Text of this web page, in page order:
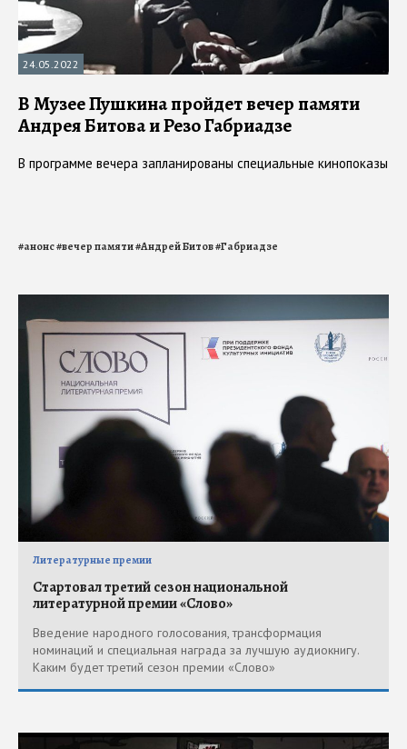
24.05.2022
В Музее Пушкина пройдет вечер памяти
Андрея Битова и Резо Габриадзе
В программе вечера запланированы специальные кинопоказы
#анонс#вечер памяти#Андрей Битов#Габриадзе
Литературные премии
Стартовал третий сезон национальной
литературной премии «Слово»
Введение народного голосования, трансформация
номинаций и специальная награда за лучшую аудиокнигу.
Каким будет третий сезон премии «Слово»